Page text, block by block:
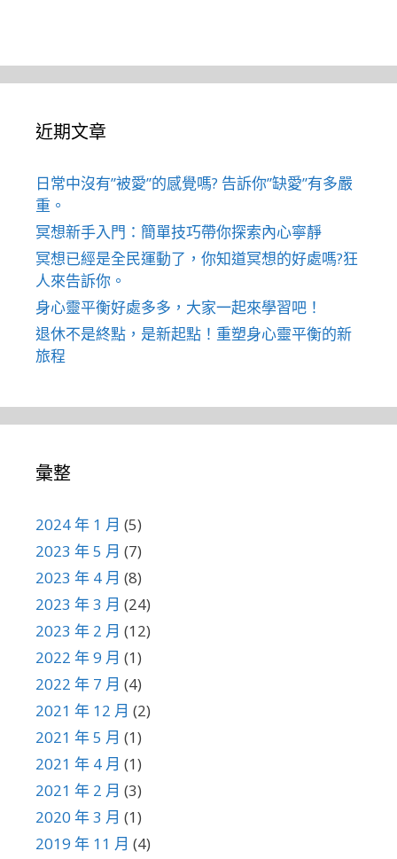
近期文章
日常中沒有”被愛”的感覺嗎? 告訴你”缺愛”有多嚴
重。
冥想新手入門：簡單技巧帶你探索內心寧靜
冥想已經是全民運動了，你知道冥想的好處嗎?狂
人來告訴你。
身心靈平衡好處多多，大家一起來學習吧！
退休不是終點，是新起點！重塑身心靈平衡的新
旅程
彙整
2024 年 1 月 (5)
2023 年 5 月 (7)
2023 年 4 月 (8)
2023 年 3 月 (24)
2023 年 2 月 (12)
2022 年 9 月 (1)
2022 年 7 月 (4)
2021 年 12 月 (2)
2021 年 5 月 (1)
2021 年 4 月 (1)
2021 年 2 月 (3)
2020 年 3 月 (1)
2019 年 11 月 (4)